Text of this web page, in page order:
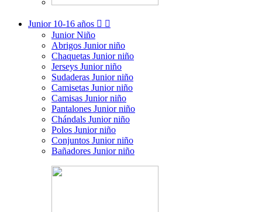
Junior 10-16 años  
Junior Niño
Abrigos Junior niño
Chaquetas Junior niño
Jerseys Junior niño
Sudaderas Junior niño
Camisetas Junior niño
Camisas Junior niño
Pantalones Junior niño
Chándals Junior niño
Polos Junior niño
Conjuntos Junior niño
Bañadores Junior niño